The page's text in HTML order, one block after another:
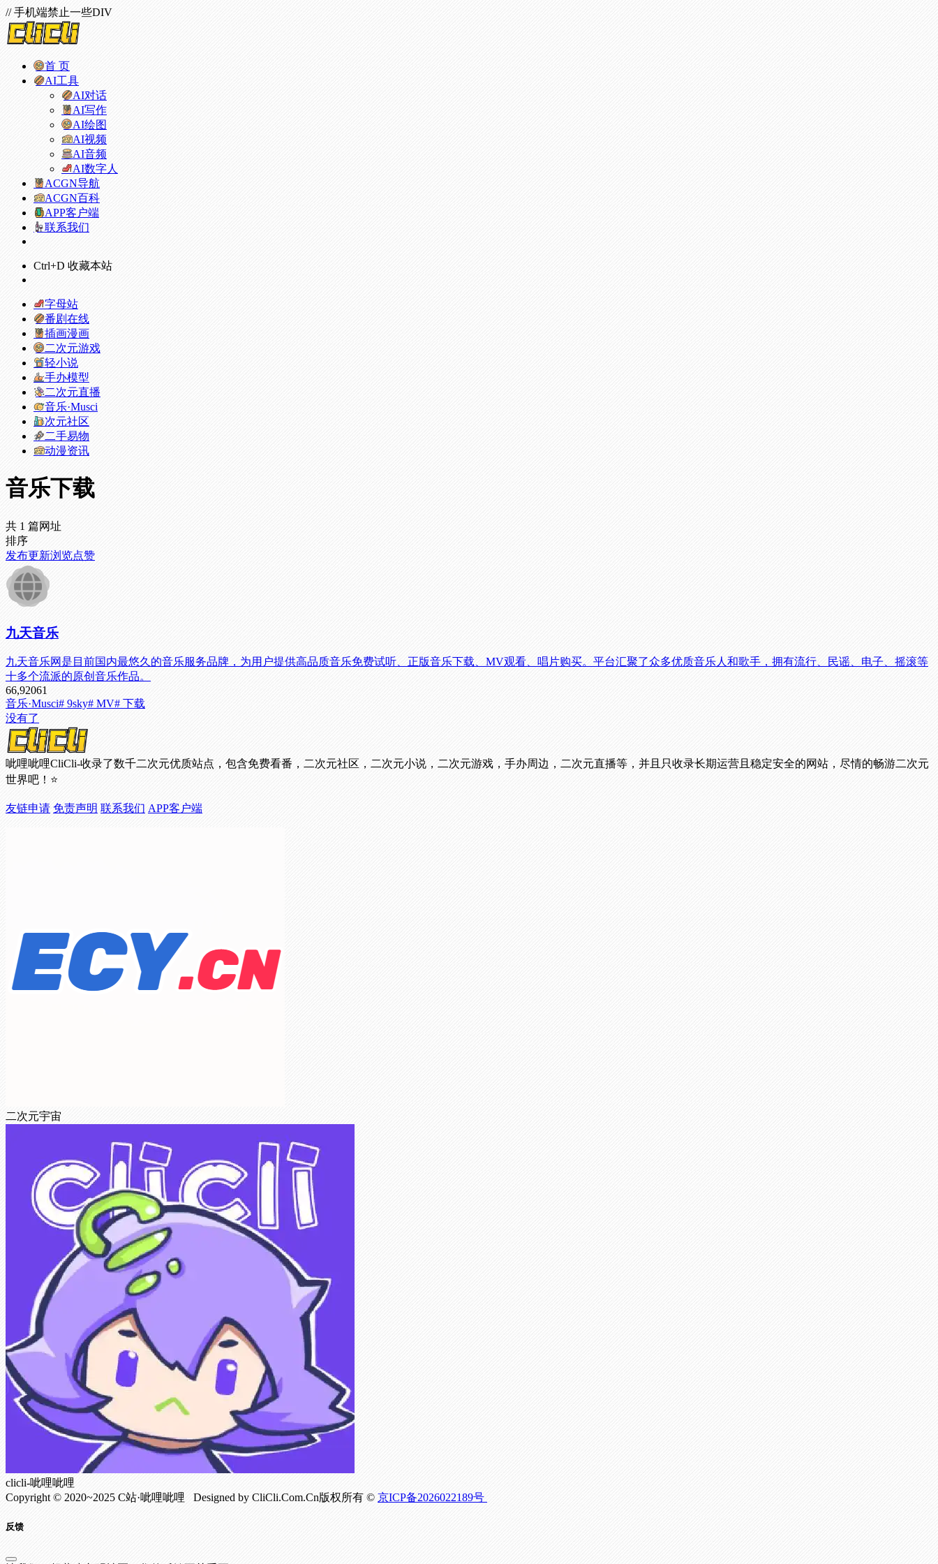
// 手机端禁止一些DIV
首 页
AI工具
AI对话
AI写作
AI绘图
AI视频
AI音频
AI数字人
ACGN导航
ACGN百科
APP客户端
联系我们
Ctrl+D 收藏本站
字母站
番剧在线
插画漫画
二次元游戏
轻小说
手办模型
二次元直播
音乐·Musci
次元社区
二手易物
动漫资讯
音乐下载
共 1 篇网址
排序
发布更新浏览点赞
九天音乐
九天音乐网是目前国内最悠久的音乐服务品牌，为用户提供高品质音乐免费试听、正版音乐下载、MV观看、唱片购买。平台汇聚了众多优质音乐人和歌手，拥有流行、民谣、电子、摇滚等
十多个流派的原创音乐作品。
66,92061
音乐·Musci# 9sky# MV# 下载
没有了
呲哩呲哩CliCli-收录了数千二次元优质站点，包含免费看番，二次元社区，二次元小说，二次元游戏，手办周边，二次元直播等，并且只收录长期运营且稳定安全的网站，尽情的畅游二次元
世界吧！⭐
友链申请 免责声明 联系我们 APP客户端
二次元宇宙
clicli-呲哩呲哩
Copyright © 2020~2025 C站·呲哩呲哩 Designed by CliCli.Com.Cn版权所有 © 京ICP备2026022189号
反馈